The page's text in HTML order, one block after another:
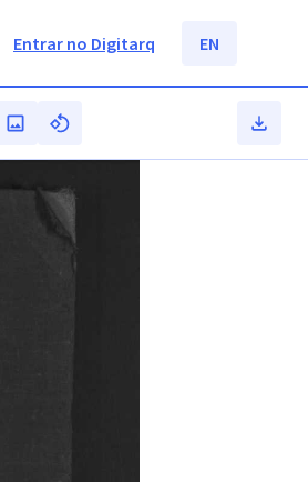
Entrar no Digitarq EN